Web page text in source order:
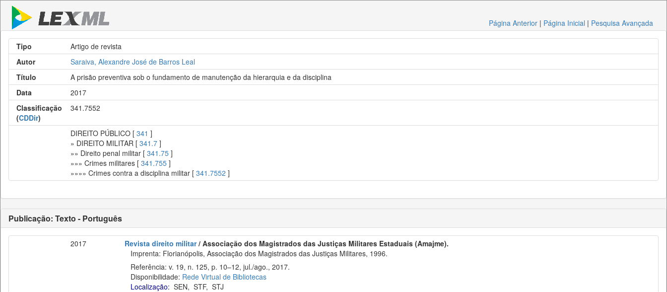
Página Anterior | Página Inicial | Pesquisa Avançada
Tipo
Artigo de revista
Autor
Saraiva, Alexandre José de Barros Leal
Título
A prisão preventiva sob o fundamento de manutenção da hierarquia e da disciplina
Data
2017
Classificação
(CDDir)
341.7552
DIREITO PÚBLICO [ 341 ]
» DIREITO MILITAR [ 341.7 ]
»» Direito penal militar [ 341.75 ]
»»» Crimes militares [ 341.755 ]
»»»» Crimes contra a disciplina militar [ 341.7552 ]
Publicação: Texto - Português
2017 Revista direito militar/ Associação dos Magistrados das Justiças Militares Estaduais (Amajme).
Imprenta: Florianópolis, Associação dos Magistrados das Justiças Militares, 1996.
Referência: v. 19, n. 125, p. 10–12, jul./ago., 2017.
Disponibilidade: Rede Virtual de Bibliotecas
Localização: SEN, STF, STJ